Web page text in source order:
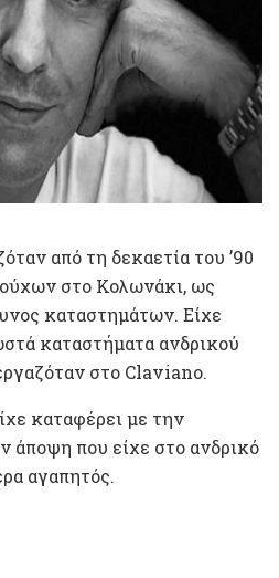
από τη δεκαετία του ’90
στο Κολωνάκι, ως
καταστημάτων. Είχε
καταστήματα ανδρικού
στο Claviano.
καταφέρει με την
άποψη που είχε στο ανδρικό
αγαπητός.